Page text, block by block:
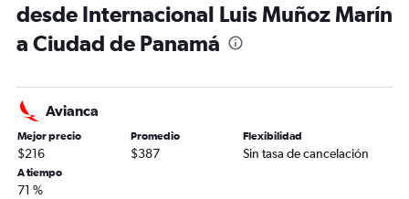
desde Internacional Luis Muñoz Marín
a Ciudad de Panamá
Avianca
Mejor precio
$216
Promedio
$387
Flexibilidad
Sin tasa de cancelación
A tiempo
71 %